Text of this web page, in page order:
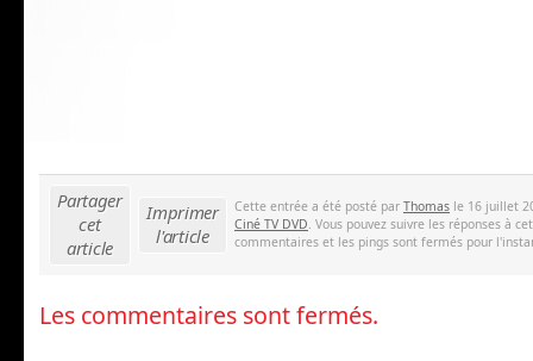
Partager
cet
article
Imprimer
l'article
Cette entrée a été posté par Thomas le 16 juillet
Ciné TV DVD . Vous pouvez suivre les réponses à
commentaires et les pings sont fermés pour
Les commentaires sont fermés.